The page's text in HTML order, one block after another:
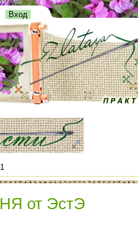
Вход
от ЭстЭ